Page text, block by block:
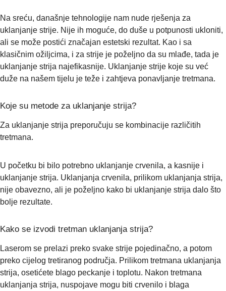
Na sreću, današnje tehnologije nam nude rješenja za
uklanjanje strije. Nije ih moguće, do duše u potpunosti ukloniti,
ali se može postići značajan estetski rezultat. Kao i sa
klasičnim ožiljcima, i za strije je poželjno da su mlađe, tada je
uklanjanje strija najefikasnije. Uklanjanje strije koje su već
duže na našem tijelu je teže i zahtjeva ponavljanje tretmana.
Koje su metode za uklanjanje strija?
Za uklanjanje strija preporučuju se kombinacije različitih
tretmana.
U početku bi bilo potrebno uklanjanje crvenila, a kasnije i
uklanjanje strija. Uklanjanja crvenila, prilikom uklanjanja strija,
nije obavezno, ali je poželjno kako bi uklanjanje strija dalo što
bolje rezultate.
Kako se izvodi tretman uklanjanja strija?
Laserom se prelazi preko svake strije pojedinačno, a potom
preko cijelog tretiranog područja. Prilikom tretmana uklanjanja
strija, osetićete blago peckanje i toplotu. Nakon tretmana
uklanjanja strija, nuspojave mogu biti crvenilo i blaga